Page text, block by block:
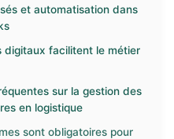
et automatisation dans
digitaux facilitent le métier
sur la gestion des
en logistique
sont obligatoires pour